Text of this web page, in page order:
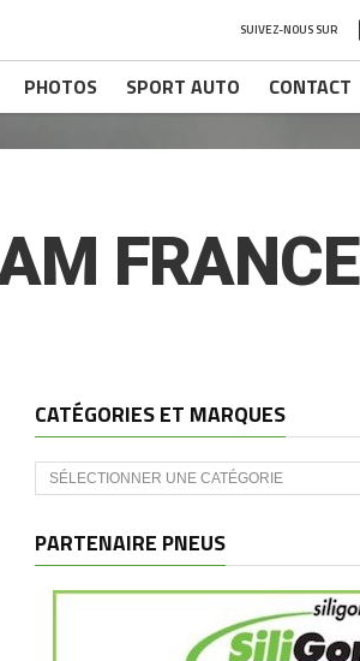
SUIVEZ-NOUS SUR
PHOTOS SPORT AUTO CONTACT
FRANCE
CATÉGORIES ET MARQUES
Catégories
et
PARTENAIRE PNEUS